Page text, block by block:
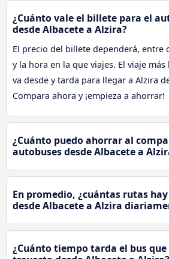
¿Cuánto vale el billete para el
desde Albacete a Alzira?
El precio del billete dependerá, entre
y la hora en la que viajes. El viaje
va desde y tarda para llegar a Alzira
Compara ahora y ¡empieza a ahorrar!
¿Cuánto puedo ahorrar al
autobuses desde Albacete a
En promedio, ¿cuántas rutas
desde Albacete a Alzira
¿Cuánto tiempo tarda el bus que